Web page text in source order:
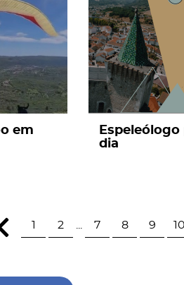
em
dia
1 2 7 8 9 10